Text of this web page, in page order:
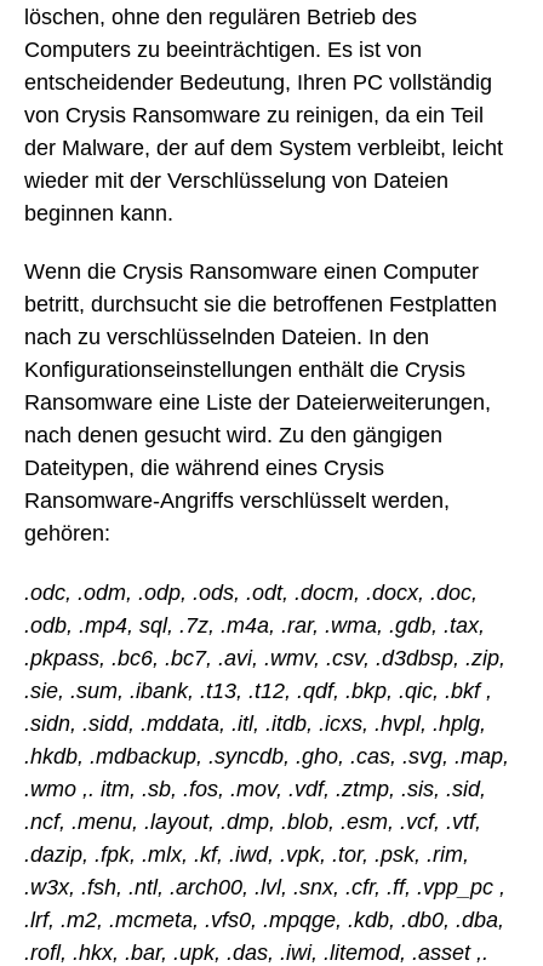
löschen, ohne den regulären Betrieb des
Computers zu beeinträchtigen. Es ist von
entscheidender Bedeutung, Ihren PC vollständig
von Crysis Ransomware zu reinigen, da ein Teil
der Malware, der auf dem System verbleibt, leicht
wieder mit der Verschlüsselung von Dateien
beginnen kann.
Wenn die Crysis Ransomware einen Computer
betritt, durchsucht sie die betroffenen Festplatten
nach zu verschlüsselnden Dateien. In den
Konfigurationseinstellungen enthält die Crysis
Ransomware eine Liste der Dateierweiterungen,
nach denen gesucht wird. Zu den gängigen
Dateitypen, die während eines Crysis
Ransomware-Angriffs verschlüsselt werden,
gehören:
.odc, .odm, .odp, .ods, .odt, .docm, .docx, .doc,
.odb, .mp4, sql, .7z, .m4a, .rar, .wma, .gdb, .tax,
.pkpass, .bc6, .bc7, .avi, .wmv, .csv, .d3dbsp, .zip,
.sie, .sum, .ibank, .t13, .t12, .qdf, .bkp, .qic, .bkf ,
.sidn, .sidd, .mddata, .itl, .itdb, .icxs, .hvpl, .hplg,
.hkdb, .mdbackup, .syncdb, .gho, .cas, .svg, .map,
.wmo ,. itm, .sb, .fos, .mov, .vdf, .ztmp, .sis, .sid,
.ncf, .menu, .layout, .dmp, .blob, .esm, .vcf, .vtf,
.dazip, .fpk, .mlx, .kf, .iwd, .vpk, .tor, .psk, .rim,
.w3x, .fsh, .ntl, .arch00, .lvl, .snx, .cfr, .ff, .vpp_pc ,
.lrf, .m2, .mcmeta, .vfs0, .mpqge, .kdb, .db0, .dba,
.rofl, .hkx, .bar, .upk, .das, .iwi, .litemod, .asset ,.